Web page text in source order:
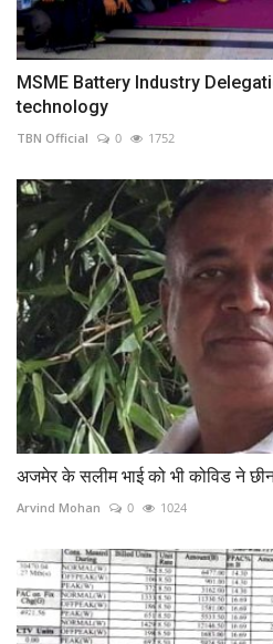
MSME Battery Industry
technology
TBN Official 0 1752
अजमेर के सलीम भाई को भी कोविड ने
Arvind Mohan 0 1024